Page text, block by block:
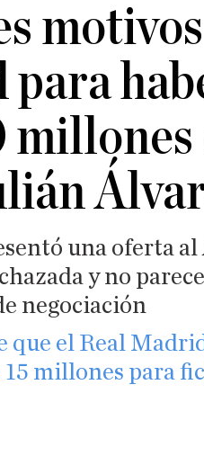
millones
una oferta
y no
negociación
que el Real
15 millones para